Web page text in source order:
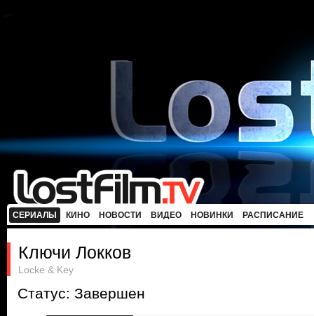
СЕРИАЛЫ КИНО НОВОСТИ ВИДЕО НОВИНКИ РАСПИСАНИЕ
Ключи Локков
Locke & Key
Статус: Завершен